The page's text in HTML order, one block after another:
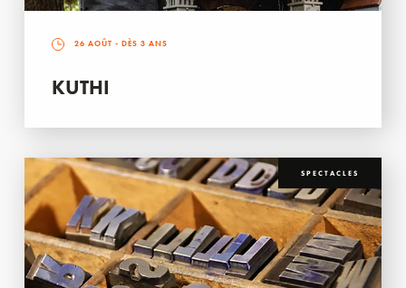
26 AOÛT - DÈS 3 ANS
KUTHI
SPECTACLES